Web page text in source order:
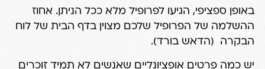
באופן ספציפי, הגיעו לפרופיל מלא ככל הניתן. אחוז
ההשלמה של הפרופיל שלכם מצוין בדף הבית של לוח
הבקרה (הדאש בורד).
יש כמה פרטים אופציונליים שאנשים לא תמיד זוכרים